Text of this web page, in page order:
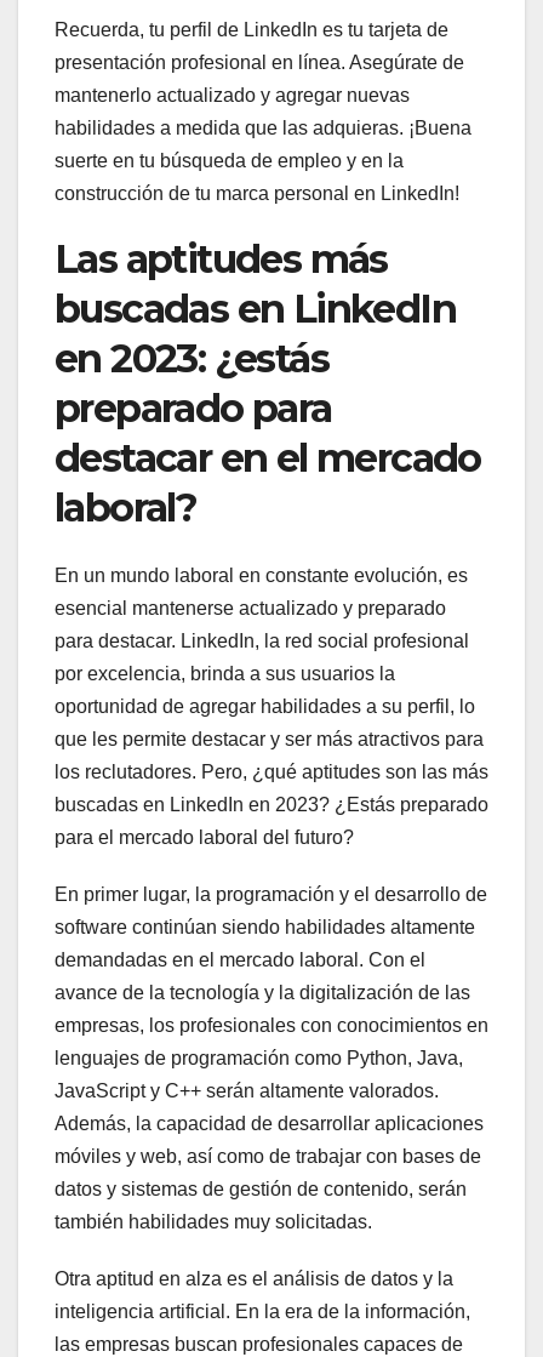
Recuerda, tu perfil de LinkedIn es tu tarjeta de
presentación profesional en línea. Asegúrate de
mantenerlo actualizado y agregar nuevas
habilidades a medida que las adquieras. ¡Buena
suerte en tu búsqueda de empleo y en la
construcción de tu marca personal en LinkedIn!
Las aptitudes más
buscadas en LinkedIn
en 2023: ¿estás
preparado para
destacar en el mercado
laboral?
En un mundo laboral en constante evolución, es
esencial mantenerse actualizado y preparado
para destacar. LinkedIn, la red social profesional
por excelencia, brinda a sus usuarios la
oportunidad de agregar habilidades a su perfil, lo
que les permite destacar y ser más atractivos para
los reclutadores. Pero, ¿qué aptitudes son las más
buscadas en LinkedIn en 2023? ¿Estás preparado
para el mercado laboral del futuro?
En primer lugar, la programación y el desarrollo de
software continúan siendo habilidades altamente
demandadas en el mercado laboral. Con el
avance de la tecnología y la digitalización de las
empresas, los profesionales con conocimientos en
lenguajes de programación como Python, Java,
JavaScript y C++ serán altamente valorados.
Además, la capacidad de desarrollar aplicaciones
móviles y web, así como de trabajar con bases de
datos y sistemas de gestión de contenido, serán
también habilidades muy solicitadas.
Otra aptitud en alza es el análisis de datos y la
inteligencia artificial. En la era de la información,
las empresas buscan profesionales capaces de